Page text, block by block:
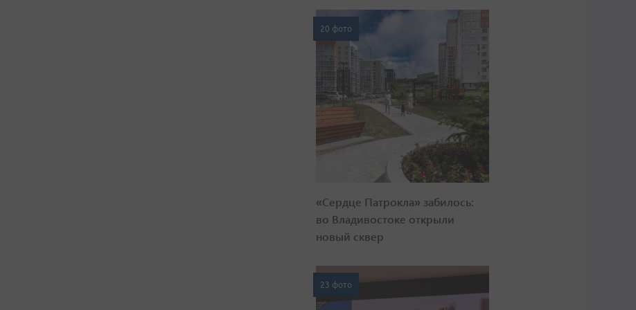
20 фото
«Сердце Патрокла» забилось:
во Владивостоке открыли
новый сквер
23 фото